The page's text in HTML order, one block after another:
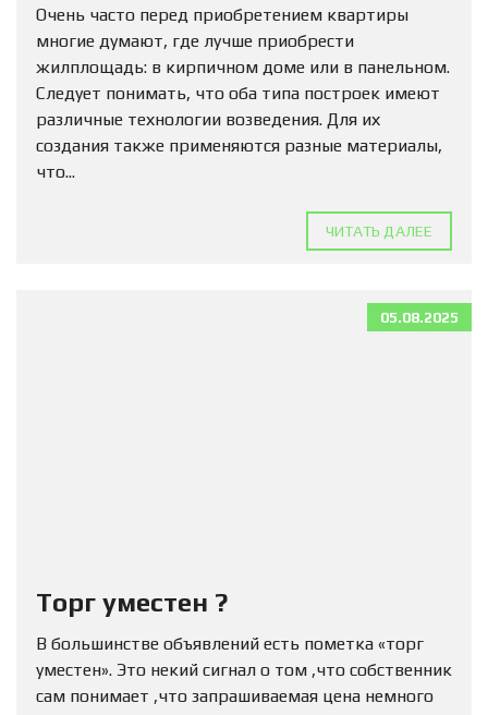
Очень часто перед приобретением квартиры
многие думают, где лучше приобрести
жилплощадь: в кирпичном доме или в панельном.
Следует понимать, что оба типа построек имеют
различные технологии возведения. Для их
создания также применяются разные материалы,
что...
ЧИТАТЬ ДАЛЕЕ
05.08.2025
Торг уместен ?
В большинстве объявлений есть пометка «торг
уместен». Это некий сигнал о том ,что собственник
сам понимает ,что запрашиваемая цена немного